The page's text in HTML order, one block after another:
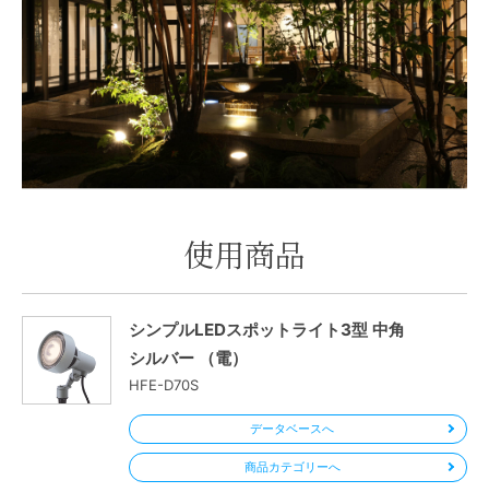
使用商品
シンプルLEDスポットライト3型 中角
シルバー （電）
HFE-D70S
データベースへ
商品カテゴリーへ